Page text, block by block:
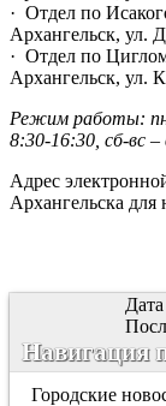
· Отдел по
Архангельск, ул.
· Отдел по
Архангельск, ул.
Режим работы:
8:30-16:30, сб-вс –
Адрес
Архангельска
Навигация
Городские